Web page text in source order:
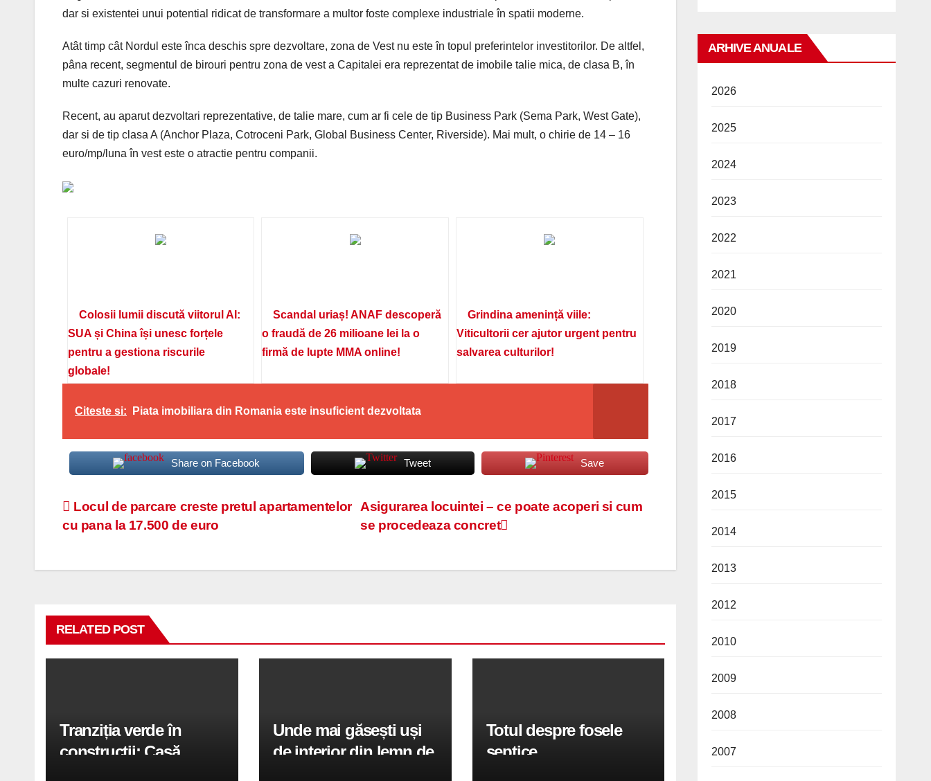
dar si existentei unui potential ridicat de transformare a multor foste complexe industriale în spatii moderne.
Atât timp cât Nordul este înca deschis spre dezvoltare, zona de Vest nu este în topul preferintelor investitorilor. De altfel,
pâna recent, segmentul de birouri pentru zona de vest a Capitalei era reprezentat de imobile talie mica, de clasa B, în
multe cazuri renovate.
Recent, au aparut dezvoltari reprezentative, de talie mare, cum ar fi cele de tip Business Park (Sema Park, West Gate),
dar si de tip clasa A (Anchor Plaza, Cotroceni Park, Global Business Center, Riverside). Mai mult, o chirie de 14 – 16
euro/mp/luna în vest este o atractie pentru companii.
Colosii lumii discută viitorul AI:
SUA și China își unesc forțele
pentru a gestiona riscurile
globale!
Scandal uriaș! ANAF descoperă
o fraudă de 26 milioane lei la o
firmă de lupte MMA online!
Grindina amenință viile:
Viticultorii cer ajutor urgent pentru
salvarea culturilor!
Citeste si: Piata imobiliara din Romania este insuficient dezvoltata
Share on Facebook Tweet Save
Navigare
articole
Asigurarea locuintei – ce poate acoperi si cum
se procedeaza concret
Locul de parcare creste pretul apartamentelor
cu pana la 17.500 de euro
RELATED POST
Tranziția verde în
construcții: Casă
Unde mai găsești uși
de interior din lemn de
Totul despre fosele
septice
ARHIVE ANUALE
2026
2025
2024
2023
2022
2021
2020
2019
2018
2017
2016
2015
2014
2013
2012
2010
2009
2008
2007